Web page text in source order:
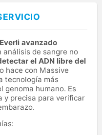
avanzado
análisis de sangre no
el ADN libre del
hace con Massive
tecnología más
genoma humano. Es
y precisa para verificar